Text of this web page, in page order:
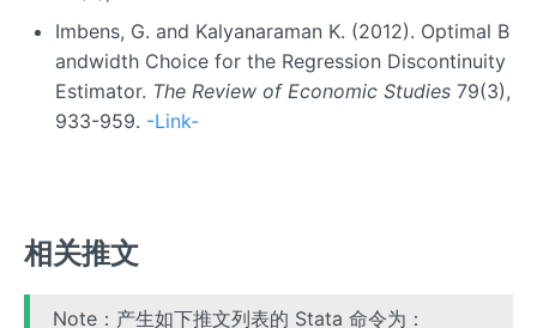
Imbens, G. and Kalyanaraman K. (2012). Optimal B
andwidth Choice for the Regression Discontinuity
Estimator. The Review of Economic Studies79(3),
933-959. -Link-
相关推文
Note：产生如下推文列表的 Stata 命令为：